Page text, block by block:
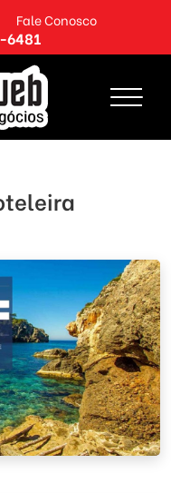
Fale Conosco
6481